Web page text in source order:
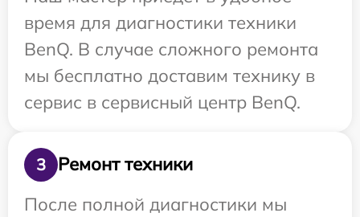
время для диагностики техники
BenQ. В случае сложного ремонта
мы бесплатно доставим технику в
сервис в сервисный центр BenQ.
3
Ремонт техники
После полной диагностики мы